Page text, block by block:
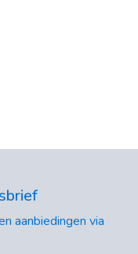
aanbiedingen via